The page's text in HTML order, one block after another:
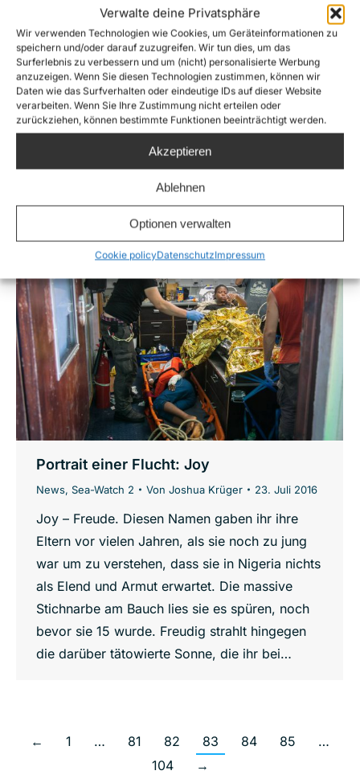
Verwalte deine Privatsphäre
Wir verwenden Technologien wie Cookies, um Geräteinformationen zu
speichern und/oder darauf zuzugreifen. Wir tun dies, um das
Surferlebnis zu verbessern und um (nicht) personalisierte Werbung
anzuzeigen. Wenn Sie diesen Technologien zustimmen, können wir
Daten wie das Surfverhalten oder eindeutige IDs auf dieser Website
verarbeiten. Wenn Sie Ihre Zustimmung nicht erteilen oder
zurückziehen, können bestimmte Funktionen beeinträchtigt werden.
Akzeptieren
Ablehnen
Optionen verwalten
Cookie policyDatenschutzImpressum
‪Sea Watch 2‬ berichtet unser aktueller
Einsatzleiter Johannes Bayer über die
Geschehnisse der letzten Tage: „Es sind nach
wie vor zu wenige Schiffe vor Ort, gleichzeitig
kann Seenotrettung allein niemals die Lösung
sein.“ Jedes Menschenleben zählt. [youtube
id=“oEfMzNp2qzo“ mode=“lazyload-lightbox“
Portrait einer Flucht: Joy
News, Sea-Watch 2 Von Joshua Krüger 23. Juli 2016
Joy – Freude. Diesen Namen gaben ihr ihre
Eltern vor vielen Jahren, als sie noch zu jung
war um zu verstehen, dass sie in Nigeria nichts
als Elend und Armut erwartet. Die massive
Stichnarbe am Bauch lies sie es spüren, noch
bevor sie 15 wurde. Freudig strahlt hingegen
die darüber tätowierte Sonne, die ihr bei…
← 1 … 81 82 83 84 85
…
104
→